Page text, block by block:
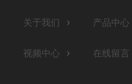
关于我们 产品中心
视频中心 在线留言